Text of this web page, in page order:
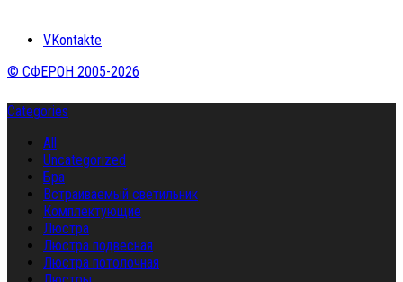
VKontakte
© СФЕРОН 2005-2026
Categories
All
Uncategorized
Бра
Встраиваемый светильник
Комплектующие
Люстра
Люстра подвесная
Люстра потолочная